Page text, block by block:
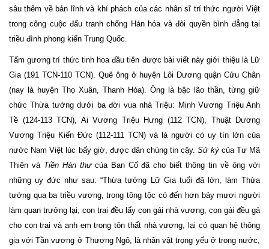
sâu thêm về bản lĩnh và khí phách của các nhân sĩ trí thức người Việt
trong công cuộc đấu tranh chống Hán hóa và đòi quyền bình đẳng tại
triều đình phong kiến Trung Quốc.
Tấm gương trí thức tinh hoa đầu tiên được bài viết này giới thiệu là Lữ
Gia (191 TCN-110 TCN). Quê ông ở huyện Lôi Dương quận Cửu Chân
(nay là huyện Thọ Xuân, Thanh Hóa). Ông là bậc lão thần, từng giữ
chức Thừa tướng dưới ba đời vua nhà Triệu: Minh Vương Triệu Anh
Tề (124-113 TCN), Ai Vương Triệu Hưng (112 TCN), Thuật Dương
Vương Triệu Kiến Đức (112-111 TCN) và là người có uy tín lớn của
nước Nam Việt lúc bấy giờ, được dân chúng tin cậy.Sử kýcủa Tư Mã
Thiên và Tiền Hán thưcủa Ban Cố đã cho biết thông tin về ông với
những uy đức như sau: “Thừa tướng Lữ Gia tuổi đã lớn, làm Thừa
tướng qua ba triều vương, trong tông tộc có đến hơn bảy mươi người
làm quan trưởng lại, con trai đều lấy con gái nhà vương, con gái đều gả
cho con trai và anh em trong tôn thất nhà vương, lại có quan hệ thông
gia với Tần vương ở Thương Ngô, là nhân vật trọng yếu ở trong nước,